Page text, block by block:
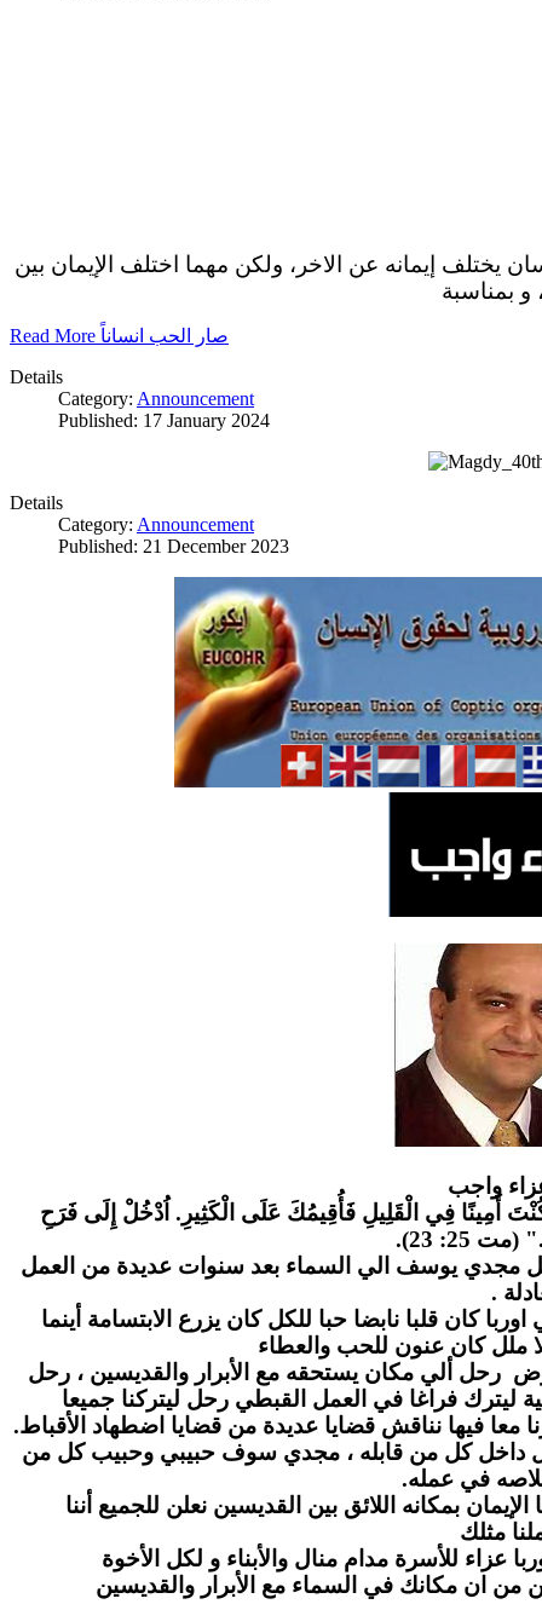
يختلف إيمانه عن الاخر، ولكن مهما اختلف الإيمان بين
و بمناسبة
Read More صار الحب انساناً
Details
Category: Announcement
Published: 17 January 2024
Details
Category: Announcement
Published: 21 December 2023
واجب
أَمِينًا فِي الْقَلِيلِ فَأُقِيمُكَ عَلَى الْكَثِيرِ. اُدْخُلْ إِلَى فَرَحِ
25: 23).
مجدي يوسف الي السماء بعد سنوات عديدة من العمل
.
كان قلبا نابضا حبا للكل كان يزرع الابتسامة أينما
ملل كان عنون للحب والعطاء
رحل ألي مكان يستحقه مع الأبرار والقديسين ، رحل
ليترك فراغا في العمل القبطي رحل ليتركنا جميعا
فيها نناقش قضايا عديدة من قضايا اضطهاد الأقباط.
داخل كل من قابله ، مجدي سوف حبيبي وحبيب كل من
في عمله.
بمكانه اللائق بين القديسين نعلن للجميع أننا
مثلك
عزاء للأسرة مدام منال والأبناء و لكل الأخوة
من ان مكانك في السماء مع الأبرار والقديسين